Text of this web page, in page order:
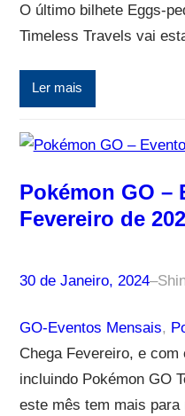
O último bilhete Eggs-
Timeless Travels vai
Ler mais
Pokémon GO –
Fevereiro de
30 de Janeiro, 2024–
GO-Eventos Mensais,
Chega Fevereiro, e
incluindo Pokémon GO
este mês tem mais para